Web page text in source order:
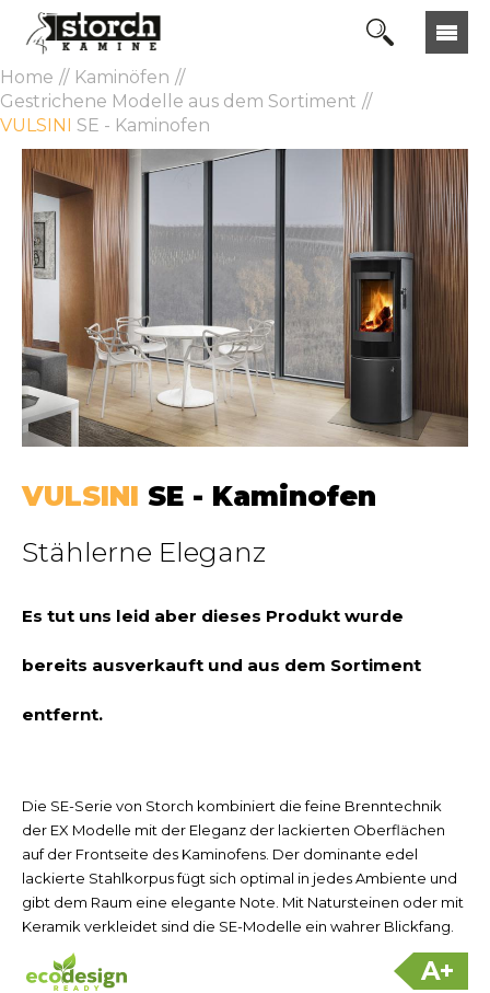
Home
Kaminöfen
Gestrichene Modelle aus dem Sortiment
VULSINI SE - Kaminofen
VULSINI SE - Kaminofen
Stählerne Eleganz
Es tut uns leid aber dieses Produkt wurde
bereits ausverkauft und aus dem Sortiment
entfernt.
Die SE-Serie von Storch kombiniert die feine Brenntechnik
der EX Modelle mit der Eleganz der lackierten Oberflächen
auf der Frontseite des Kaminofens. Der dominante edel
lackierte Stahlkorpus fügt sich optimal in jedes Ambiente und
gibt dem Raum eine elegante Note. Mit Natursteinen oder mit
Keramik verkleidet sind die SE-Modelle ein wahrer Blickfang.
A+